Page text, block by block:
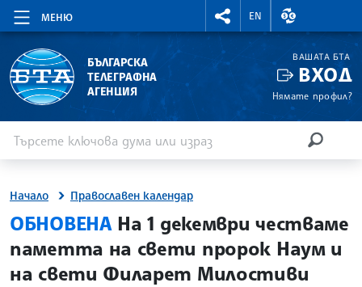
МЕНЮ
RIGHTMENU.SOCIAL
EN
ВАЛУТНИ
БЪЛГАРСКА
ТЕЛЕГРАФНА
АГЕНЦИЯ
ВАШАТА БТА
ВХОД
Нямате профил?
Начало Православен календар
site.bta
ОБНОВЕНАНа 1 декември честваме
паметта на свети пророк Наум и
на свети Филарет Милостиви